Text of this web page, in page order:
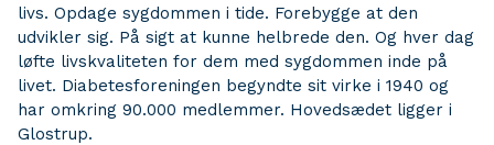
livs. Opdage sygdommen i tide. Forebygge at den
udvikler sig. På sigt at kunne helbrede den. Og hver dag
løfte livskvaliteten for dem med sygdommen inde på
livet. Diabetesforeningen begyndte sit virke i 1940 og
har omkring 90.000 medlemmer. Hovedsædet ligger i
Glostrup.